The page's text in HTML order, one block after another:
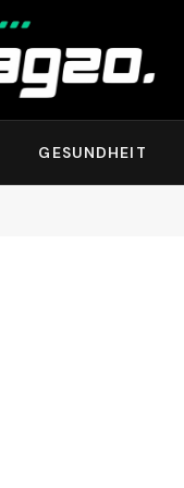
GESUNDHEIT